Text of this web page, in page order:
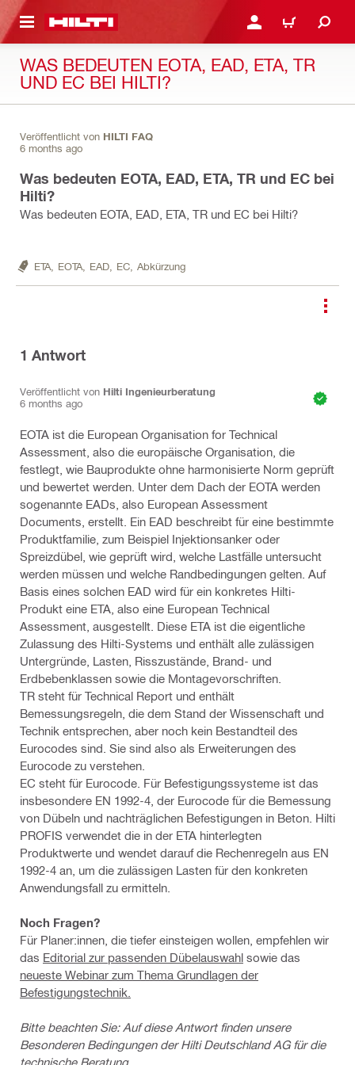
ANMELDEN ODER
WARENKORB
WAS BEDEUTEN EOTA, EAD, ETA, TR
UND EC BEI HILTI?
Veröffentlicht von HILTI FAQ
6 months ago
Was bedeuten EOTA, EAD, ETA, TR und EC bei
Hilti?
Was bedeuten EOTA, EAD, ETA, TR und EC bei Hilti?
ETA, EOTA, EAD, EC, Abkürzung
1 Antwort
Veröffentlicht von Hilti Ingenieurberatung
6 months ago
EOTA ist die European Organisation for Technical
Assessment, also die europäische Organisation, die
festlegt, wie Bauprodukte ohne harmonisierte Norm geprüft
und bewertet werden. Unter dem Dach der EOTA werden
sogenannte EADs, also European Assessment
Documents, erstellt. Ein EAD beschreibt für eine bestimmte
Produktfamilie, zum Beispiel Injektionsanker oder
Spreizdübel, wie geprüft wird, welche Lastfälle untersucht
werden müssen und welche Randbedingungen gelten. Auf
Basis eines solchen EAD wird für ein konkretes Hilti-
Produkt eine ETA, also eine European Technical
Assessment, ausgestellt. Diese ETA ist die eigentliche
Zulassung des Hilti-Systems und enthält alle zulässigen
Untergründe, Lasten, Risszustände, Brand- und
Erdbebenklassen sowie die Montagevorschriften.
TR steht für Technical Report und enthält
Bemessungsregeln, die dem Stand der Wissenschaft und
Technik entsprechen, aber noch kein Bestandteil des
Eurocodes sind. Sie sind also als Erweiterungen des
Eurocode zu verstehen.
EC steht für Eurocode. Für Befestigungssysteme ist das
insbesondere EN 1992-4, der Eurocode für die Bemessung
von Dübeln und nachträglichen Befestigungen in Beton. Hilti
PROFIS verwendet die in der ETA hinterlegten
Produktwerte und wendet darauf die Rechenregeln aus EN
1992-4 an, um die zulässigen Lasten für den konkreten
Anwendungsfall zu ermitteln.
Noch Fragen?
Für Planer:innen, die tiefer einsteigen wollen, empfehlen wir
das Editorial zur passenden Dübelauswahl sowie das
neueste Webinar zum Thema Grundlagen der
Befestigungstechnik.
Bitte beachten Sie: Auf diese Antwort finden unsere
Besonderen Bedingungen der Hilti Deutschland AG für die
technische Beratung